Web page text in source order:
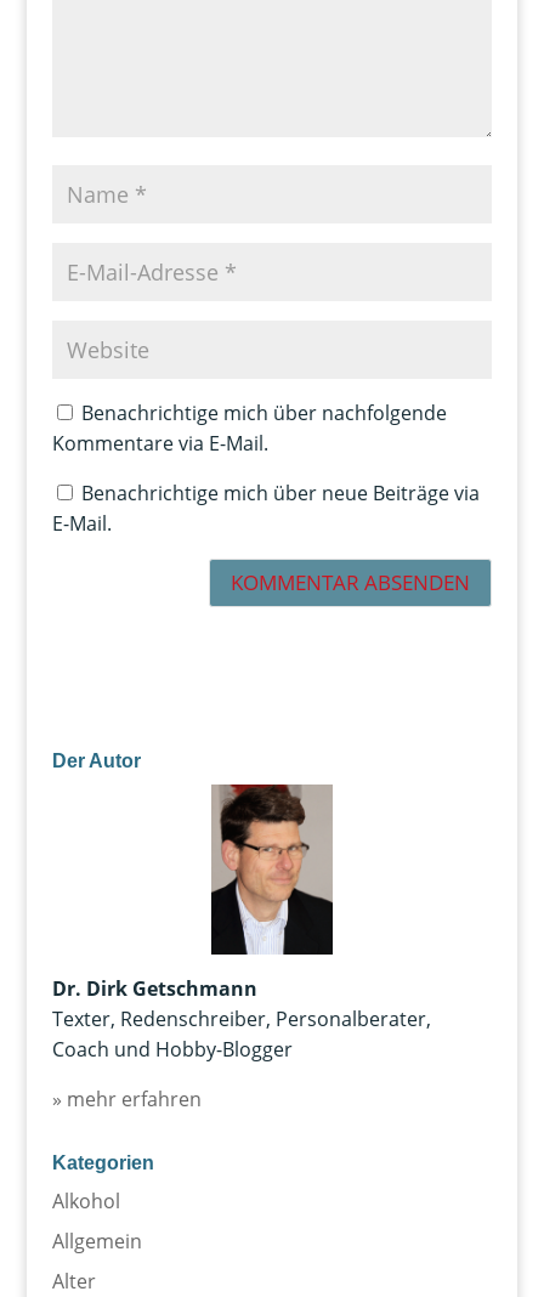
Benachrichtige mich über nachfolgende
Kommentare via E-Mail.
Benachrichtige mich über neue Beiträge via
E-Mail.
Der Autor
Dr. Dirk Getschmann
Texter, Redenschreiber, Personalberater,
Coach und Hobby-Blogger
» mehr erfahren
Kategorien
Alkohol
Allgemein
Alter